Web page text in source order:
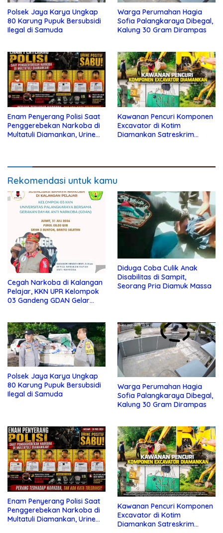
Polsek Jaya Karya Ungkap
80 Karung Pupuk Bersubsidi
Ilegal di Samuda
Warga Perumahan Hagia
Sofia Palangkaraya Dibegal,
Kalung 30 Gram Dirampas
Enam Penyerang Polisi Saat
Penggerebekan Narkoba di
Multatuli Diamankan, Urine
Kawanan Pencuri Komponen
Excavator di Kotim
Diamankan Satreskrim
Rekomendasi untuk kamu
Cegah Narkoba di Kalangan
Pelajar, KKN UPR Kelompok
03 Gandeng GDAN Gelar
Diduga Coba Culik Anak
Disabilitas di Sampit,
Seorang Pria Diamuk Massa
Polsek Jaya Karya Ungkap
80 Karung Pupuk Bersubsidi
Ilegal di Samuda
Warga Perumahan Hagia
Sofia Palangkaraya Dibegal,
Kalung 30 Gram Dirampas
Enam Penyerang Polisi Saat
Penggerebekan Narkoba di
Multatuli Diamankan, Urine
Kawanan Pencuri Komponen
Excavator di Kotim
Diamankan Satreskrim